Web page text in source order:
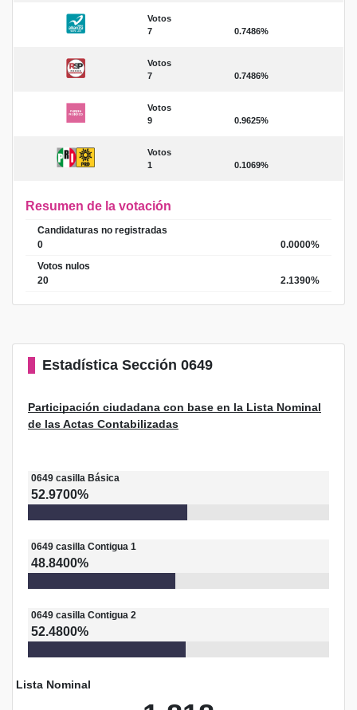
Votos
7
0.7486%
Votos
7
0.7486%
Votos
9
0.9625%
Votos
1
0.1069%
Resumen de la votación
Candidaturas no registradas
0
0.0000%
Votos nulos
20
2.1390%
Estadística Sección 0649
Participación ciudadana con base en la Lista Nominal
de las Actas Contabilizadas
0649 casilla Básica
52.9700%
0649 casilla Contigua 1
48.8400%
0649 casilla Contigua 2
52.4800%
Lista Nominal